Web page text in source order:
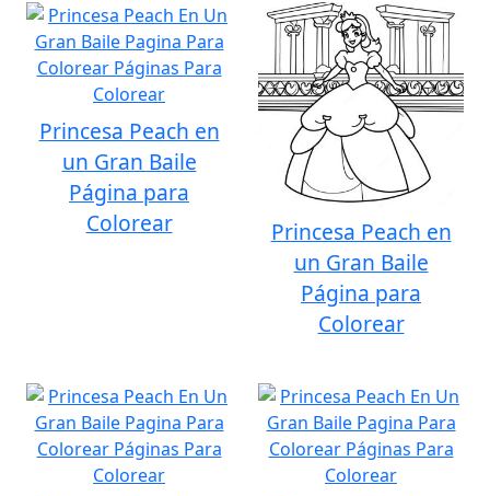
Princesa Peach en
un Gran Baile
Página para
Colorear
Princesa Peach en
un Gran Baile
Página para
Colorear